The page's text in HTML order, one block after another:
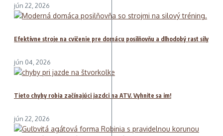
jún 22, 2026
Efektívne stroje na cvičenie pre domácu posilňovňu a dlhodobý rast sily
jún 04, 2026
Tieto chyby robia začínajúci jazdci na ATV. Vyhnite sa im!
jún 22, 2026